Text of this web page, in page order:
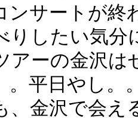
ンサートが終
りしたい気分
アーの金沢は
。平日やし。
、金沢で会え